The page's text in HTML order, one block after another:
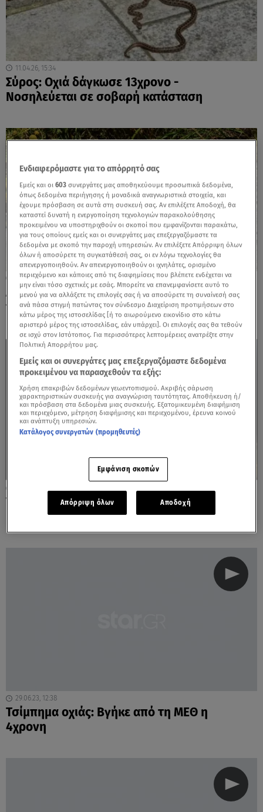
11.04.26, 15:34
Σύρος: Οχιά δάγκωσε 13χρονο -
Νοσηλεύεται σε σοβαρή κατάσταση
06.07.24, 10:29
Λάρισα: Τη δάγκωσε οχιά μέσα στο σπίτι
της- Ήταν με τη 2χρονη εγγονή της
Τσίμπημα οχιάς: «Ήταν σε κωματώδη
κατάσταση, ο χρόνος ήταν εναντίον μας»
29.06.23, 12:38
Τσίμπημα οχιάς: Βγήκε από τη ΜΕΘ η
4χρονη
Ενδιαφερόμαστε για το απόρρητό σας
Εμείς και οι603 συνεργάτες μας αποθηκεύουμε προσωπικά δεδομένα,
όπως δεδομένα περιήγησης ή μοναδικά αναγνωριστικά στοιχεία, και
έχουμε πρόσβαση σε αυτά στη συσκευή σας. Αν επιλέξετε Αποδοχή, θα
καταστεί δυνατή η ενεργοποίηση τεχνολογιών παρακολούθησης
προκειμένου να υποστηριχθούν οι σκοποί που εμφανίζονται παρακάτω,
για τους οποίους εμείς και οι συνεργάτες μας επεξεργαζόμαστε τα
δεδομένα με σκοπό την παροχή υπηρεσιών. Αν επιλέξετε Απόρριψη όλων
όλων ή αποσύρετε τη συγκατάθεσή σας, οι εν λόγω τεχνολογίες θα
απενεργοποιηθούν. Αν απενεργοποιηθούν οι ιχνηλάτες, ορισμένο
περιεχόμενο και κάποιες από τις διαφημίσεις που βλέπετε ενδέχεται να
μην είναι τόσο σχετικές με εσάς. Μπορείτε να επανεμφανίσετε αυτό το
μενού για να αλλάξετε τις επιλογές σας ή να αποσύρετε τη συναίνεσή σας
ανά πάσα στιγμή πατώντας τον σύνδεσμο Διαχείριση προτιμήσεων στο
κάτω μέρος της ιστοσελίδας [ή το αιωρούμενο εικονίδιο στο κάτω
αριστερό μέρος της ιστοσελίδας, εάν υπάρχει]. Οι επιλογές σας θα τεθούν
σε ισχύ στον Ιστότοπος. Για περισσότερες λεπτομέρειες ανατρέξτε στην
Πολιτική Απορρήτου μας.
Εμείς και οι συνεργάτες μας επεξεργαζόμαστε δεδομένα
προκειμένου να παρασχεθούν τα εξής:
Χρήση επακριβών δεδομένων γεωεντοπισμού. Ακριβής σάρωση
χαρακτηριστικών συσκευής για αναγνώριση ταυτότητας. Αποθήκευση ή/
και πρόσβαση στα δεδομένα μιας συσκευής. Εξατομικευμένη διαφήμιση
και περιεχόμενο, μέτρηση διαφήμισης και περιεχομένου, έρευνα κοινού
και ανάπτυξη υπηρεσιών.
Κατάλογος συνεργατών (προμηθευτές)
Εμφάνιση σκοπών
Απόρριψη όλων Αποδοχή